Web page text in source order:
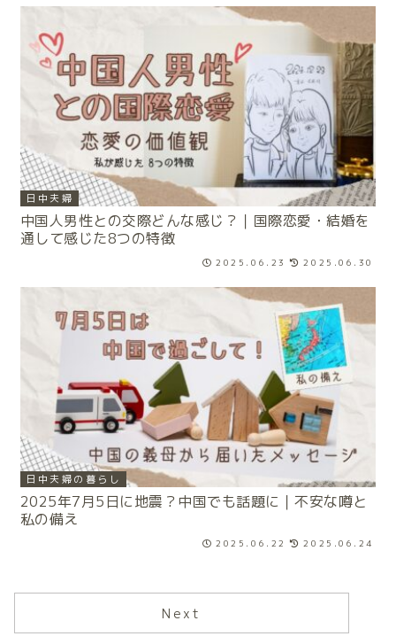
日中夫婦
中国人男性との交際どんな感じ？｜国際恋愛・結婚を
通して感じた8つの特徴
2025.06.23 2025.06.30
日中夫婦の暮らし
2025年7月5日に地震？中国でも話題に｜不安な噂と
私の備え
2025.06.22 2025.06.24
Next